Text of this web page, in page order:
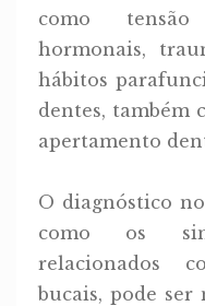
como tensão
hormonais,
hábitos
dentes, também
apertamento
O diagnóstico
como os
relacionados
bucais, pode ser